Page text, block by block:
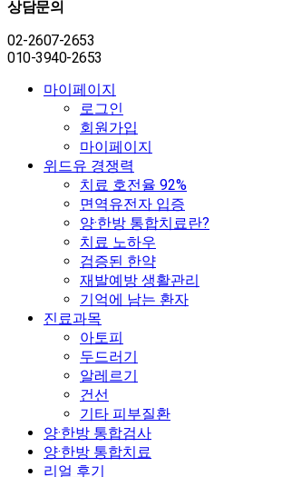
상담문의
02-2607-2653
010-3940-2653
마이페이지
로그인
회원가입
마이페이지
위드유 경쟁력
치료 호전율 92%
면역유전자 입증
양·한방 통합치료란?
치료 노하우
검증된 한약
재발예방 생활관리
기억에 남는 환자
진료과목
아토피
두드러기
알레르기
건선
기타 피부질환
양·한방 통합검사
양·한방 통합치료
리얼 후기